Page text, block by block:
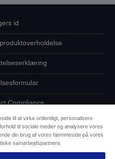
id
Compliance
dine data
om cookies
til at virke ordentligt, personalisere
til sociale medier og analysere vores
din brug af vores hjemmeside på vores
samarbejdspartnere.